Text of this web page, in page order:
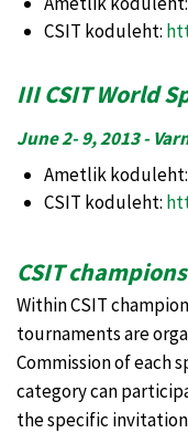
CSIT koduleht:
III CSIT World
June 2- 9, 2013 -
Ametlik koduleht:
CSIT koduleht:
CSIT
Within CSIT
tournaments are
Commission of each
category can
the specific